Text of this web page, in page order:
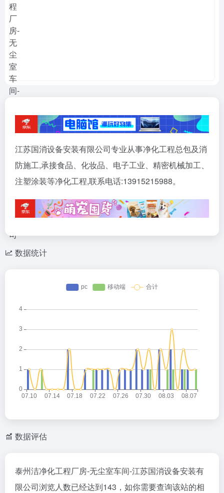
江苏国消设备安装有限公司专业从事净化工程总包及消
防施工,承接食品、化妆品、电子工业、精密机械加工、
注塑涂装等净化工程,联系电话:13915215988。
数据统计
数据评估
泰州洁净化工程厂房-无尘室车间-江苏国消设备安装有
限公司浏览人数已经达到143，如你需要查询该站的相